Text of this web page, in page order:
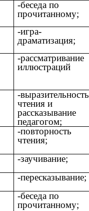
-беседа по
прочитанному;
-игра-
драматизация;
-рассматривание
иллюстраций
-выразительность
чтения и
рассказывание
педагогом;
-повторность
чтения;
-заучивание;
-пересказывание;
-беседа по
прочитанному;